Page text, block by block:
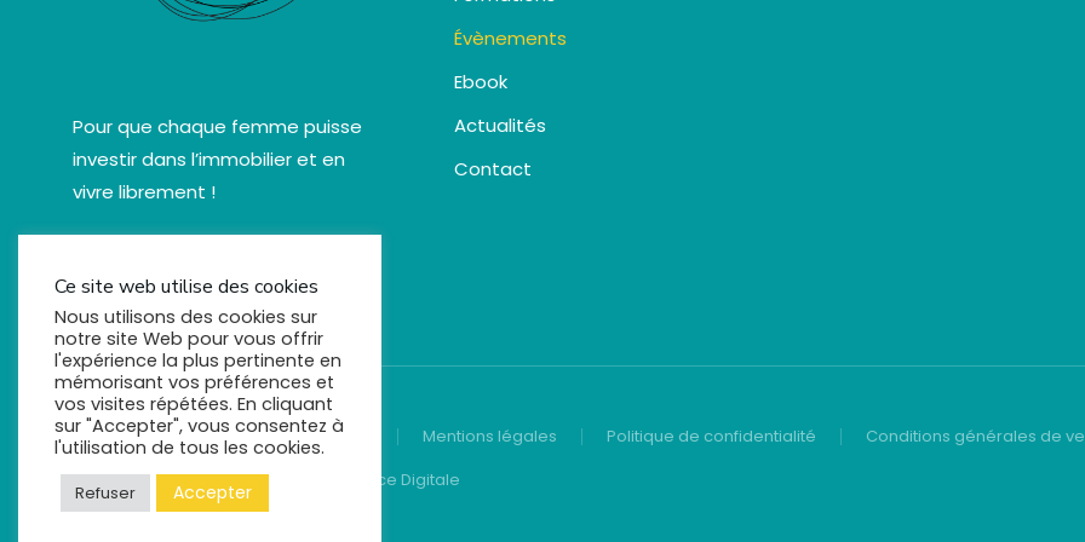
Pour que chaque femme puisse
investir dans l’immobilier et en
vivre librement !
Évènements
Ebook
Actualités
Contact
© Comels - 2022. Tous droits réservés Mentions légales Politique de confidentialité
Conditions générales de
Créez votre site avec YellowTie - Agence Digitale
Ce site web utilise des cookies
Nous utilisons des cookies sur
notre site Web pour vous offrir
l'expérience la plus pertinente en
mémorisant vos préférences et
vos visites répétées. En cliquant
sur "Accepter", vous consentez à
l'utilisation de tous les cookies.
Refuser Accepter